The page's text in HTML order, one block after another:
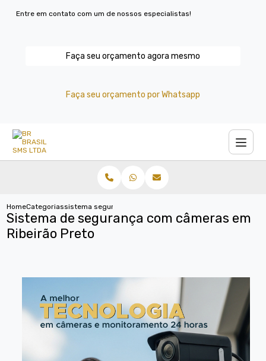
Entre em contato com um de nossos especialistas!
Faça seu orçamento agora mesmo
Faça seu orçamento por Whatsapp
HomeCategoriassistema seguranca cameras ribeirao preto
Sistema de segurança com câmeras em
Ribeirão Preto